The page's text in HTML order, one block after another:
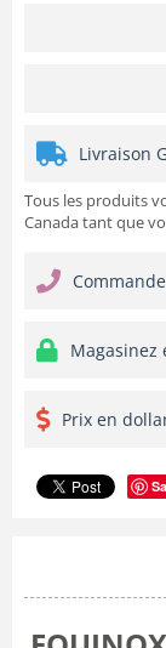
Livraison
Tous les produits
Canada tant que
Magasinez
Prix en